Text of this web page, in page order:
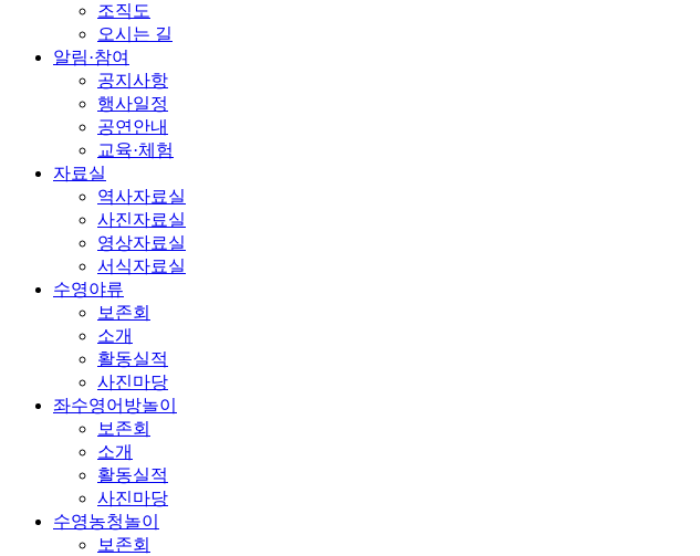
조직도
오시는 길
알림·참여
공지사항
행사일정
공연안내
교육·체험
자료실
역사자료실
사진자료실
영상자료실
서식자료실
수영야류
보존회
소개
활동실적
사진마당
좌수영어방놀이
보존회
소개
활동실적
사진마당
수영농청놀이
보존회